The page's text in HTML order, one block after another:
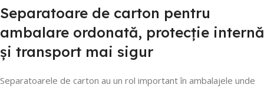
Separatoare de carton pentru
ambalare ordonată, protecție internă
și transport mai sigur
Separatoarele de carton au un rol important în ambalajele unde